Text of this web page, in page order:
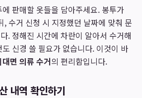
판매할 옷들을 담아주세요. 봉투가
, 수거 신청 시 지정했던 날짜에 맞춰 문
. 정해진 시간에 차란이 알아서 수거해
신경 쓸 필요가 없습니다. 이것이 바
대면 의류 수거의 편리함입니다.
내역 확인하기